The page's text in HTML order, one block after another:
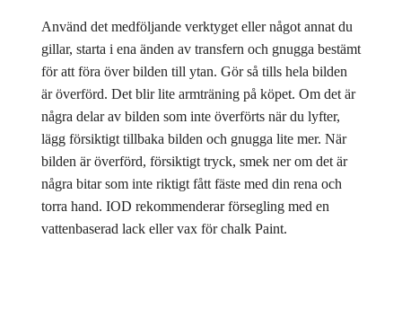
Använd det medföljande verktyget eller något annat du
gillar, starta i ena änden av transfern och gnugga bestämt
för att föra över bilden till ytan. Gör så tills hela bilden
är överförd. Det blir lite armträning på köpet. Om det är
några delar av bilden som inte överförts när du lyfter,
lägg försiktigt tillbaka bilden och gnugga lite mer. När
bilden är överförd, försiktigt tryck, smek ner om det är
några bitar som inte riktigt fått fäste med din rena och
torra hand. IOD rekommenderar försegling med en
vattenbaserad lack eller vax för chalk Paint.